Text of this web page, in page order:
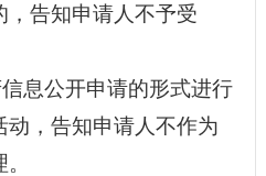
，告知申请人不予受
息公开申请的形式进行
动，告知申请人不作为